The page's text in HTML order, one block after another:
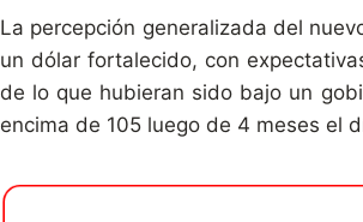
La percepción generalizada del
un dólar fortalecido, con
de lo que hubieran sido bajo un
encima de 105 luego de 4 meses el